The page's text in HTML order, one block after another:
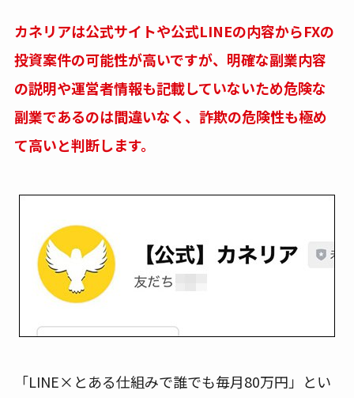
カネリアは公式サイトや公式LINEの内容からFXの
投資案件の可能性が高いですが、明確な副業内容
の説明や運営者情報も記載していないため危険な
副業であるのは間違いなく、詐欺の危険性も極め
て高いと判断します。
「LINE×とある仕組みで誰でも毎月80万円」とい